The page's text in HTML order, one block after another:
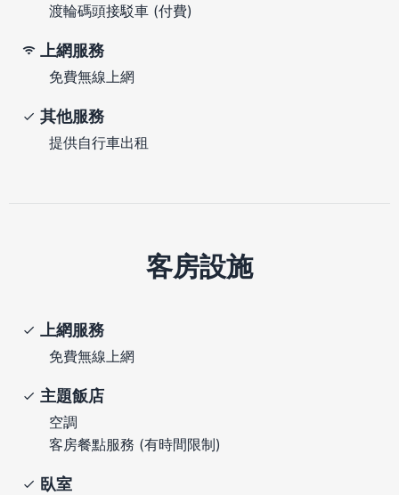
渡輪碼頭接駁車 (付費)
上網服務
免費無線上網
其他服務
提供自行車出租
客房設施
上網服務
免費無線上網
主題飯店
空調
客房餐點服務 (有時間限制)
臥室